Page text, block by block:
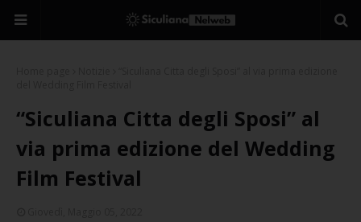
“Siculiana Citta degli Sposi” al
via prima edizione del Wedding
Film Festival